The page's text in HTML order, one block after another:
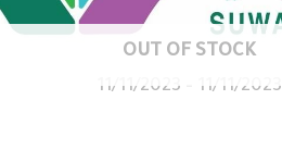
11/11/2023 - 11/11/2023
OUT OF STOCK